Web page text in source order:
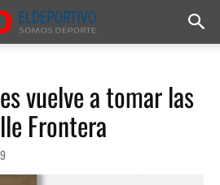
vuelve a tomar las
Frontera